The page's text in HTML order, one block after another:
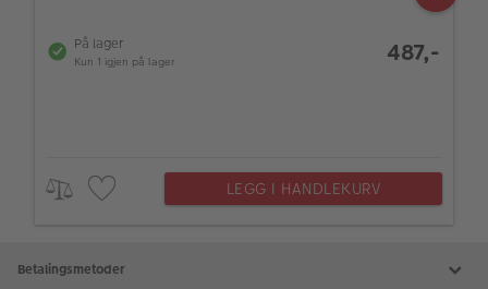
På lager
Kun 1 igjen på lager 487,-
LEGG I HANDLEKURV
Betalingsmetoder